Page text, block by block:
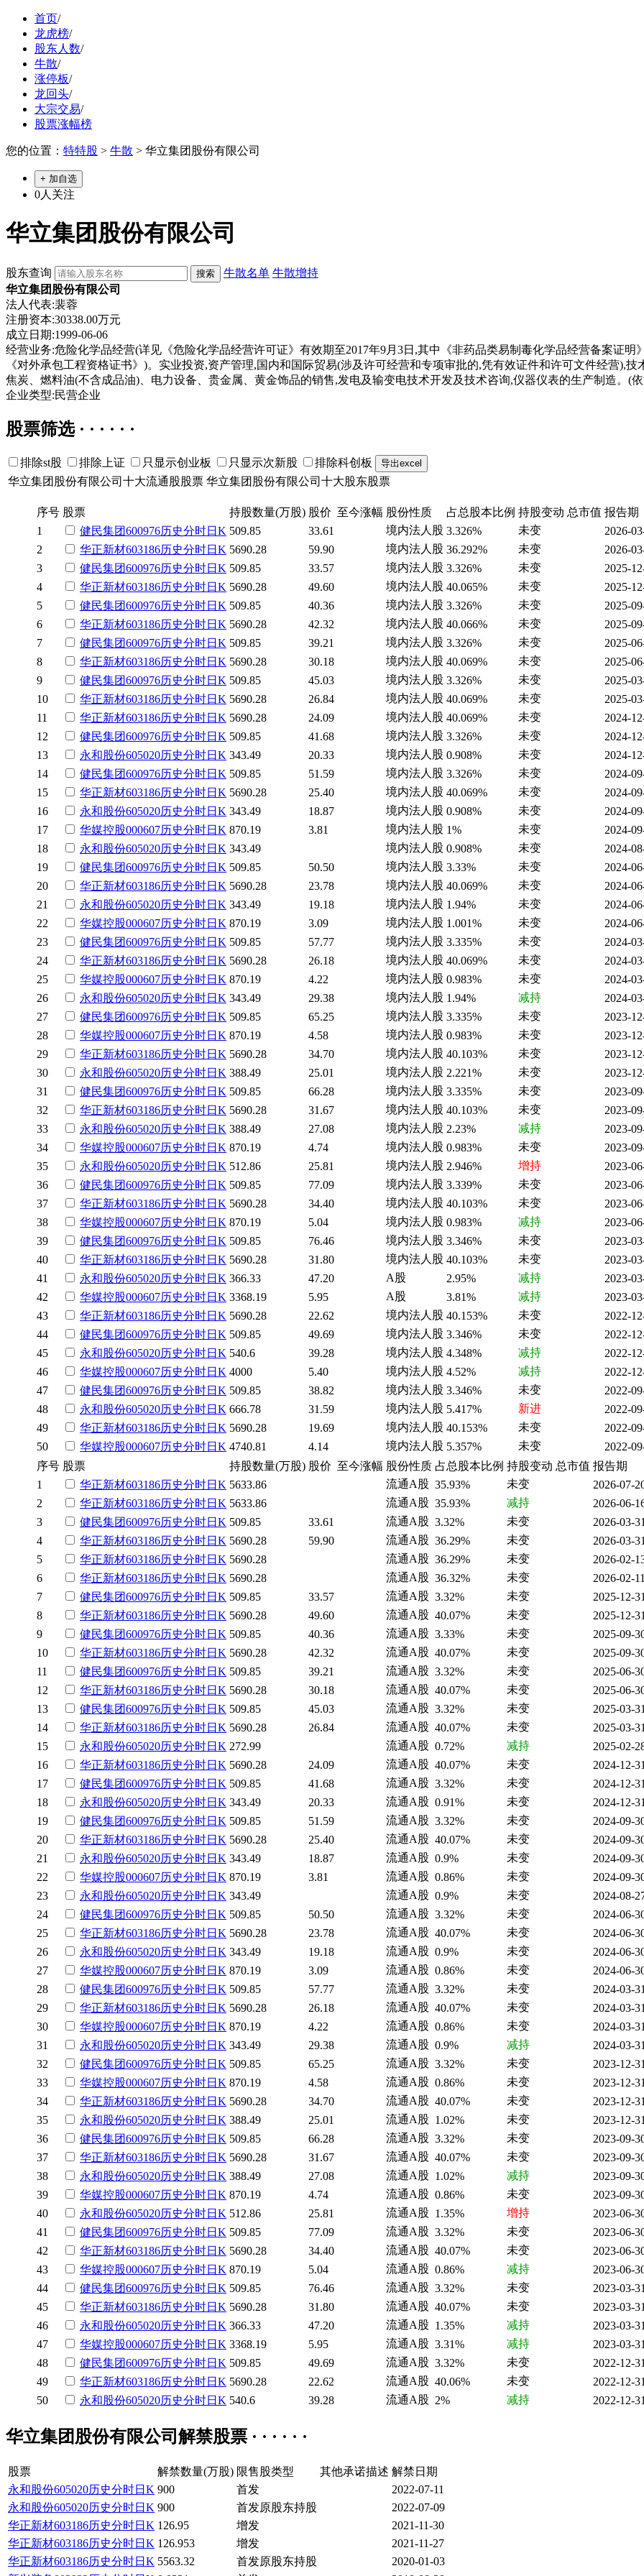
首页/
龙虎榜/
股东人数/
牛散/
涨停板/
龙回头/
大宗交易/
股票涨幅榜
您的位置： 特特股 > 牛散 > 华立集团股份有限公司
+ 加自选
0人关注
华立集团股份有限公司
股东查询 牛散名单 牛散增持
华立集团股份有限公司
法人代表:裴蓉
注册资本:30338.00万元
成立日期:1999-06-06
经营业务:危险化学品经营(详见《危险化学品经营许可证》有效期至2017年9月3日,其中《非药品类易制毒化学品经营备案证明
《对外承包工程资格证书》)。实业投资,资产管理,国内和国际贸易(涉及许可经营和专项审批的,凭有效证件和许可文件经营),
焦炭、燃料油(不含成品油)、电力设备、贵金属、黄金饰品的销售,发电及输变电技术开发及技术咨询,仪器仪表的生产制造。(
企业类型:民营企业
股票筛选 · · · · · ·
排除st股 排除上证 只显示创业板 只显示次新股
排除科创板
华立集团股份有限公司十大流通股股票 华立集团股份有限公司十大股东股票
序号 股票 持股数量(万股) 股价 至今涨幅 股份性质 占总股本比例 持股变动 总市值 报告期
1
健民集团600976历史分时日K 509.85 33.61 境内法人股 3.326% 未变
2026-
2
华正新材603186历史分时日K 5690.28 59.90 境内法人股 36.292% 未变
2026-
3
健民集团600976历史分时日K 509.85 33.57 境内法人股 3.326% 未变
2025-
4
华正新材603186历史分时日K 5690.28 49.60 境内法人股 40.065% 未变
2025-
5
健民集团600976历史分时日K 509.85 40.36 境内法人股 3.326% 未变
2025-
6
华正新材603186历史分时日K 5690.28 42.32 境内法人股 40.066% 未变
2025-
7
健民集团600976历史分时日K 509.85 39.21 境内法人股 3.326% 未变
2025-
8
华正新材603186历史分时日K 5690.28 30.18 境内法人股 40.069% 未变
2025-
9
健民集团600976历史分时日K 509.85 45.03 境内法人股 3.326% 未变
2025-
10
华正新材603186历史分时日K 5690.28 26.84 境内法人股 40.069% 未变
2025-
11
华正新材603186历史分时日K 5690.28 24.09 境内法人股 40.069% 未变
2024-
12
健民集团600976历史分时日K 509.85 41.68 境内法人股 3.326% 未变
2024-
13
永和股份605020历史分时日K 343.49 20.33 境内法人股 0.908% 未变
2024-
14
健民集团600976历史分时日K 509.85 51.59 境内法人股 3.326% 未变
2024-
15
华正新材603186历史分时日K 5690.28 25.40 境内法人股 40.069% 未变
2024-
16
永和股份605020历史分时日K 343.49 18.87 境内法人股 0.908% 未变
2024-
17
华媒控股000607历史分时日K 870.19 3.81 境内法人股 1% 未变
2024-
18
永和股份605020历史分时日K 343.49 境内法人股 0.908% 未变
2024-
19
健民集团600976历史分时日K 509.85 50.50 境内法人股 3.33% 未变
2024-
20
华正新材603186历史分时日K 5690.28 23.78 境内法人股 40.069% 未变
2024-
21
永和股份605020历史分时日K 343.49 19.18 境内法人股 1.94% 未变
2024-
22
华媒控股000607历史分时日K 870.19 3.09 境内法人股 1.001% 未变
2024-
23
健民集团600976历史分时日K 509.85 57.77 境内法人股 3.335% 未变
2024-
24
华正新材603186历史分时日K 5690.28 26.18 境内法人股 40.069% 未变
2024-
25
华媒控股000607历史分时日K 870.19 4.22 境内法人股 0.983% 未变
2024-
26
永和股份605020历史分时日K 343.49 29.38 境内法人股 1.94% 减持
2024-
27
健民集团600976历史分时日K 509.85 65.25 境内法人股 3.335% 未变
2023-
28
华媒控股000607历史分时日K 870.19 4.58 境内法人股 0.983% 未变
2023-
29
华正新材603186历史分时日K 5690.28 34.70 境内法人股 40.103% 未变
2023-
30
永和股份605020历史分时日K 388.49 25.01 境内法人股 2.221% 未变
2023-
31
健民集团600976历史分时日K 509.85 66.28 境内法人股 3.335% 未变
2023-
32
华正新材603186历史分时日K 5690.28 31.67 境内法人股 40.103% 未变
2023-
33
永和股份605020历史分时日K 388.49 27.08 境内法人股 2.23% 减持
2023-
34
华媒控股000607历史分时日K 870.19 4.74 境内法人股 0.983% 未变
2023-
35
永和股份605020历史分时日K 512.86 25.81 境内法人股 2.946% 增持
2023-
36
健民集团600976历史分时日K 509.85 77.09 境内法人股 3.339% 未变
2023-
37
华正新材603186历史分时日K 5690.28 34.40 境内法人股 40.103% 未变
2023-
38
华媒控股000607历史分时日K 870.19 5.04 境内法人股 0.983% 减持
2023-
39
健民集团600976历史分时日K 509.85 76.46 境内法人股 3.346% 未变
2023-
40
华正新材603186历史分时日K 5690.28 31.80 境内法人股 40.103% 未变
2023-
41
永和股份605020历史分时日K 366.33 47.20 A股 2.95% 减持
2023-
42
华媒控股000607历史分时日K 3368.19 5.95 A股 3.81% 减持
2023-
43
华正新材603186历史分时日K 5690.28 22.62 境内法人股 40.153% 未变
2022-
44
健民集团600976历史分时日K 509.85 49.69 境内法人股 3.346% 未变
2022-
45
永和股份605020历史分时日K 540.6 39.28 境内法人股 4.348% 减持
2022-
46
华媒控股000607历史分时日K 4000 5.40 境内法人股 4.52% 减持
2022-
47
健民集团600976历史分时日K 509.85 38.82 境内法人股 3.346% 未变
2022-
48
永和股份605020历史分时日K 666.78 31.59 境内法人股 5.417% 新进
2022-
49
华正新材603186历史分时日K 5690.28 19.69 境内法人股 40.153% 未变
2022-
50
华媒控股000607历史分时日K 4740.81 4.14 境内法人股 5.357% 未变
2022-
序号 股票 持股数量(万股) 股价 至今涨幅 股份性质 占总股本比例 持股变动 总市值 报告期
1
华正新材603186历史分时日K 5633.86 流通A股 35.93% 未变
2026-07-
2
华正新材603186历史分时日K 5633.86 流通A股 35.93% 减持
2026-06-
3
健民集团600976历史分时日K 509.85 33.61 流通A股 3.32% 未变
2026-03-31
4
华正新材603186历史分时日K 5690.28 59.90 流通A股 36.29% 未变
2026-03-31
5
华正新材603186历史分时日K 5690.28 流通A股 36.29% 未变
2026-02-
6
华正新材603186历史分时日K 5690.28 流通A股 36.32% 未变
2026-02-11
7
健民集团600976历史分时日K 509.85 33.57 流通A股 3.32% 未变
2025-12-31
8
华正新材603186历史分时日K 5690.28 49.60 流通A股 40.07% 未变
2025-12-31
9
健民集团600976历史分时日K 509.85 40.36 流通A股 3.33% 未变
2025-09-
10
华正新材603186历史分时日K 5690.28 42.32 流通A股 40.07% 未变
2025-09-
11
健民集团600976历史分时日K 509.85 39.21 流通A股 3.32% 未变
2025-06-
12
华正新材603186历史分时日K 5690.28 30.18 流通A股 40.07% 未变
2025-06-
13
健民集团600976历史分时日K 509.85 45.03 流通A股 3.32% 未变
2025-03-31
14
华正新材603186历史分时日K 5690.28 26.84 流通A股 40.07% 未变
2025-03-31
15
永和股份605020历史分时日K 272.99 流通A股 0.72% 减持
2025-02-
16
华正新材603186历史分时日K 5690.28 24.09 流通A股 40.07% 未变
2024-12-31
17
健民集团600976历史分时日K 509.85 41.68 流通A股 3.32% 未变
2024-12-31
18
永和股份605020历史分时日K 343.49 20.33 流通A股 0.91% 未变
2024-12-31
19
健民集团600976历史分时日K 509.85 51.59 流通A股 3.32% 未变
2024-09-
20
华正新材603186历史分时日K 5690.28 25.40 流通A股 40.07% 未变
2024-09-
21
永和股份605020历史分时日K 343.49 18.87 流通A股 0.9% 未变
2024-09-
22
华媒控股000607历史分时日K 870.19 3.81 流通A股 0.86% 未变
2024-09-
23
永和股份605020历史分时日K 343.49 流通A股 0.9% 未变
2024-08-
24
健民集团600976历史分时日K 509.85 50.50 流通A股 3.32% 未变
2024-06-
25
华正新材603186历史分时日K 5690.28 23.78 流通A股 40.07% 未变
2024-06-
26
永和股份605020历史分时日K 343.49 19.18 流通A股 0.9% 未变
2024-06-
27
华媒控股000607历史分时日K 870.19 3.09 流通A股 0.86% 未变
2024-06-
28
健民集团600976历史分时日K 509.85 57.77 流通A股 3.32% 未变
2024-03-31
29
华正新材603186历史分时日K 5690.28 26.18 流通A股 40.07% 未变
2024-03-31
30
华媒控股000607历史分时日K 870.19 4.22 流通A股 0.86% 未变
2024-03-31
31
永和股份605020历史分时日K 343.49 29.38 流通A股 0.9% 减持
2024-03-31
32
健民集团600976历史分时日K 509.85 65.25 流通A股 3.32% 未变
2023-12-31
33
华媒控股000607历史分时日K 870.19 4.58 流通A股 0.86% 未变
2023-12-31
34
华正新材603186历史分时日K 5690.28 34.70 流通A股 40.07% 未变
2023-12-31
35
永和股份605020历史分时日K 388.49 25.01 流通A股 1.02% 未变
2023-12-31
36
健民集团600976历史分时日K 509.85 66.28 流通A股 3.32% 未变
2023-09-
37
华正新材603186历史分时日K 5690.28 31.67 流通A股 40.07% 未变
2023-09-
38
永和股份605020历史分时日K 388.49 27.08 流通A股 1.02% 减持
2023-09-
39
华媒控股000607历史分时日K 870.19 4.74 流通A股 0.86% 未变
2023-09-
40
永和股份605020历史分时日K 512.86 25.81 流通A股 1.35% 增持
2023-06-
41
健民集团600976历史分时日K 509.85 77.09 流通A股 3.32% 未变
2023-06-
42
华正新材603186历史分时日K 5690.28 34.40 流通A股 40.07% 未变
2023-06-
43
华媒控股000607历史分时日K 870.19 5.04 流通A股 0.86% 减持
2023-06-
44
健民集团600976历史分时日K 509.85 76.46 流通A股 3.32% 未变
2023-03-31
45
华正新材603186历史分时日K 5690.28 31.80 流通A股 40.07% 未变
2023-03-31
46
永和股份605020历史分时日K 366.33 47.20 流通A股 1.35% 减持
2023-03-31
47
华媒控股000607历史分时日K 3368.19 5.95 流通A股 3.31% 减持
2023-03-31
48
健民集团600976历史分时日K 509.85 49.69 流通A股 3.32% 未变
2022-12-31
49
华正新材603186历史分时日K 5690.28 22.62 流通A股 40.06% 未变
2022-12-31
50
永和股份605020历史分时日K 540.6 39.28 流通A股 2% 减持 2022-12-31
华立集团股份有限公司解禁股票 · · · · · ·
股票 解禁数量(万股) 限售股类型 其他承诺描述 解禁日期
永和股份605020历史分时日K 900 首发
2022-07-11
永和股份605020历史分时日K 900 首发原股东持股
2022-07-09
华正新材603186历史分时日K 126.95 增发
2021-11-30
华正新材603186历史分时日K 126.953 增发
2021-11-27
华正新材603186历史分时日K 5563.32 首发原股东持股
2020-01-03